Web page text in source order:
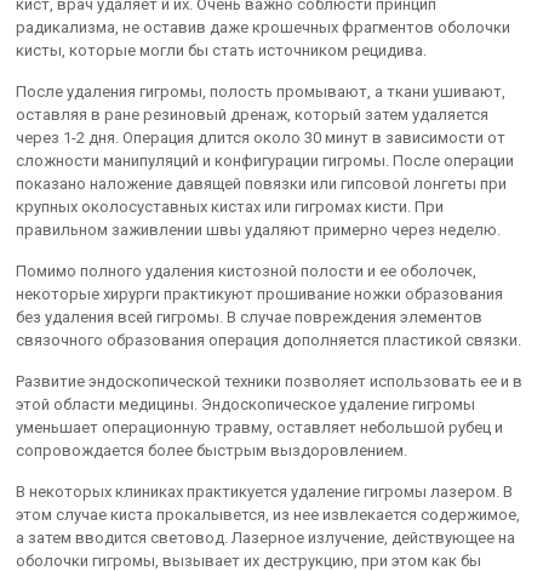
кист, врач удаляет и их. Очень важно соблюсти принцип
радикализма, не оставив даже крошечных фрагментов оболочки
кисты, которые могли бы стать источником рецидива.
После удаления гигромы, полость промывают, а ткани ушивают,
оставляя в ране резиновый дренаж, который затем удаляется
через 1-2 дня. Операция длится около 30 минут в зависимости от
сложности манипуляций и конфигурации гигромы. После операции
показано наложение давящей повязки или гипсовой лонгеты при
крупных околосуставных кистах или гигромах кисти. При
правильном заживлении швы удаляют примерно через неделю.
Помимо полного удаления кистозной полости и ее оболочек,
некоторые хирурги практикуют прошивание ножки образования
без удаления всей гигромы. В случае повреждения элементов
связочного образования операция дополняется пластикой связки.
Развитие эндоскопической техники позволяет использовать ее и в
этой области медицины. Эндоскопическое удаление гигромы
уменьшает операционную травму, оставляет небольшой рубец и
сопровождается более быстрым выздоровлением.
В некоторых клиниках практикуется удаление гигромы лазером. В
этом случае киста прокалывется, из нее извлекается содержимое,
а затем вводится световод. Лазерное излучение, действующее на
оболочки гигромы, вызывает их деструкцию, при этом как бы